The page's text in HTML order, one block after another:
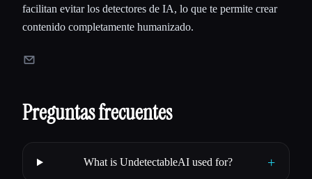
facilitan evitar los detectores de IA, lo que te permite crear
contenido completamente humanizado.
Preguntas frecuentes
What is UndetectableAI used for? +